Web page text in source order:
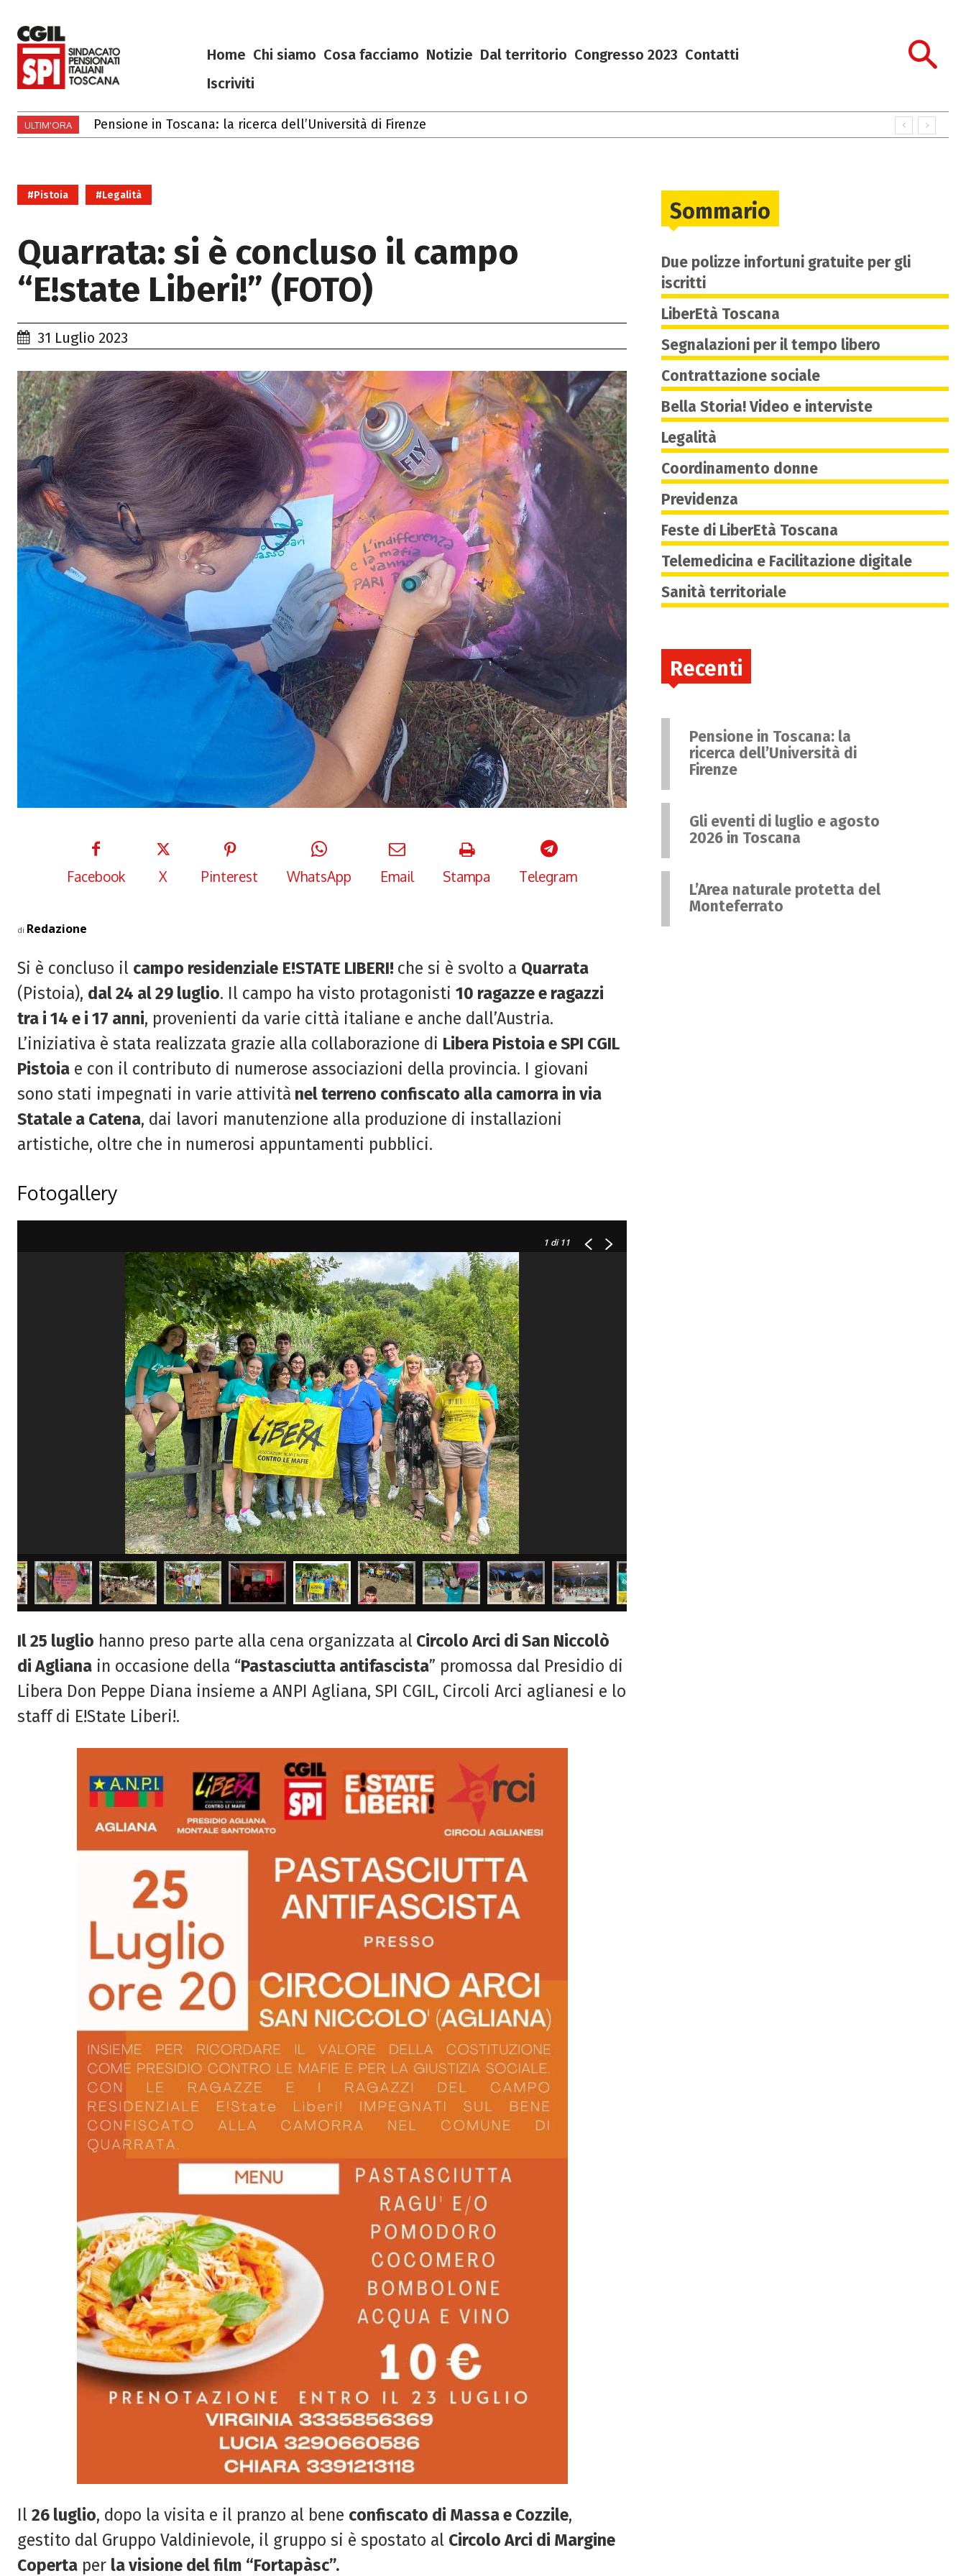
Home Chi siamo Cosa facciamo Notizie Dal territorio Congresso 2023 Contatti
Iscriviti
ULTIM'ORA Gli eventi di luglio e agosto 2026 in Toscana
#Pistoia #Legalità
Quarrata: si è concluso il campo
“E!state Liberi!” (FOTO)
31 Luglio 2023
Facebook X Pinterest WhatsApp Email Stampa Telegram
di Redazione
Si è concluso il campo residenziale E!STATE LIBERI! che si è svolto a Quarrata
(Pistoia), dal 24 al 29 luglio. Il campo ha visto protagonisti 10 ragazze e ragazzi
tra i 14 e i 17 anni, provenienti da varie città italiane e anche dall’Austria.
L’iniziativa è stata realizzata grazie alla collaborazione di Libera Pistoia e SPI CGIL
Pistoia e con il contributo di numerose associazioni della provincia. I giovani
sono stati impegnati in varie attività nel terreno confiscato alla camorra in via
Statale a Catena, dai lavori manutenzione alla produzione di installazioni
artistiche, oltre che in numerosi appuntamenti pubblici.
Fotogallery
1 di 11
Il 25 luglio hanno preso parte alla cena organizzata al Circolo Arci di San Niccolò
di Agliana in occasione della “Pastasciutta antifascista” promossa dal Presidio di
Libera Don Peppe Diana insieme a ANPI Agliana, SPI CGIL, Circoli Arci aglianesi e lo
staff di E!State Liberi!.
Il 26 luglio, dopo la visita e il pranzo al bene confiscato di Massa e Cozzile,
gestito dal Gruppo Valdinievole, il gruppo si è spostato al Circolo Arci di Margine
Coperta per la visione del film “Fortapàsc”.
Sommario
Due polizze infortuni gratuite per gli
iscritti
LiberEtà Toscana
Segnalazioni per il tempo libero
Contrattazione sociale
Bella Storia! Video e interviste
Legalità
Coordinamento donne
Previdenza
Feste di LiberEtà Toscana
Telemedicina e Facilitazione digitale
Sanità territoriale
Recenti
Pensione in Toscana: la
ricerca dell’Università di
Firenze
Gli eventi di luglio e agosto
2026 in Toscana
L’Area naturale protetta del
Monteferrato